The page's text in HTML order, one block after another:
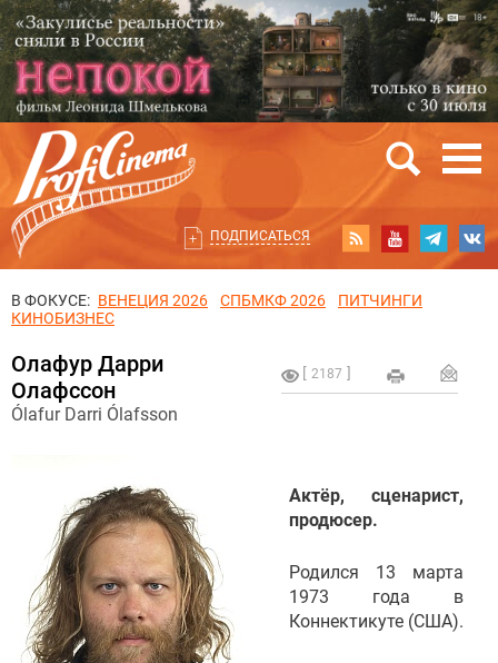
ПОДПИСАТЬСЯ
В ФОКУСЕ: ВЕНЕЦИЯ 2026 СПБМКФ 2026
ПИТЧИНГИ
КИНОБИЗНЕС
2187
Олафур Дарри
Олафссон
Ólafur Darri Ólafsson
Актёр, сценарист,
продюсер.
Родился 13 марта
1973 года в
Коннектикуте (США).